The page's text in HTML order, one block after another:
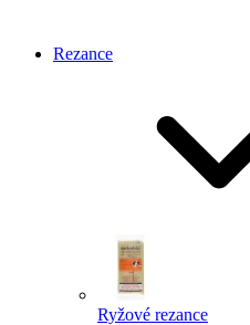
Rezance
Ryžové rezance